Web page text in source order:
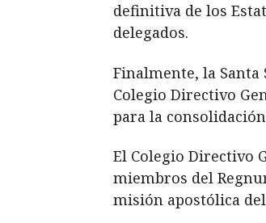
definitiva de los
delegados.
Finalmente, la
Colegio Directivo
para la
El Colegio Directivo
miembros del
misión apostólica